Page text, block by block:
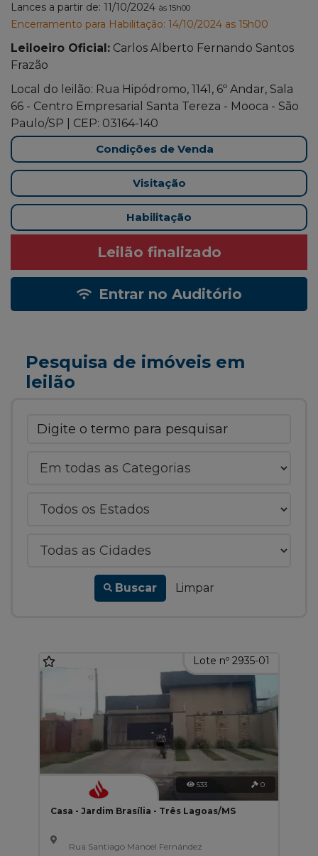
Lances a partir de: 11/10/2024 às 15h00
Encerramento para Habilitação: 14/10/2024 as 15h00
Leiloeiro Oficial: Carlos Alberto Fernando Santos
Frazão
Local do leilão: Rua Hipódromo, 1141, 6º Andar, Sala
66 - Centro Empresarial Santa Tereza - Mooca - São
Paulo/SP | CEP: 03164-140
Condições de Venda
Visitação
Habilitação
Leilão finalizado
Entrar no Auditório
Pesquisa de imóveis em
leilão
Buscar Limpar
Lote nº 2935-01
533 0
Casa - Jardim Brasília - Três Lagoas/MS
Rua Santiago Manoel Fernández